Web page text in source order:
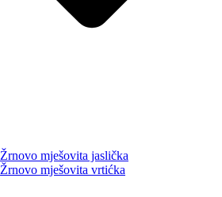
Žrnovo mješovita jaslička
Žrnovo mješovita vrtićka